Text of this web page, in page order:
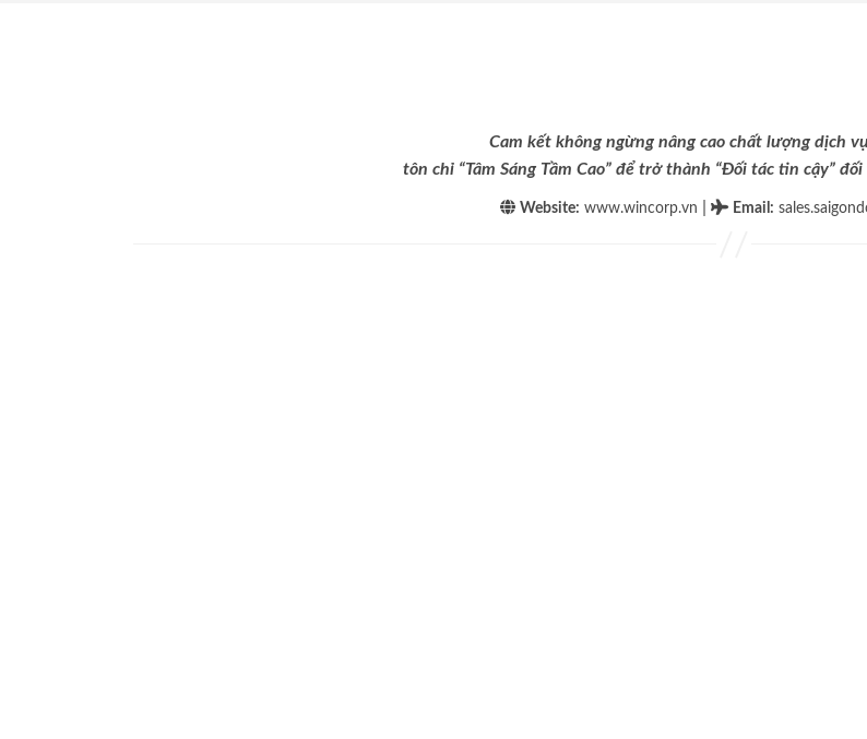
Cam kết không ngừng nâng cao chất lượng dịch
tôn chỉ “Tâm Sáng Tầm Cao” để trở thành “Đối tác tin cậy”
Website: www.wincorp.vn Email :